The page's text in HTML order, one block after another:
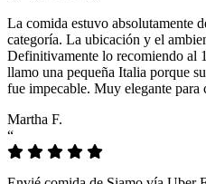
La comida estuvo absolutamente
categoría. La ubicación y el
Definitivamente lo recomiendo al
llamo una pequeña Italia porque
fue impecable. Muy elegante para
Martha F.
“